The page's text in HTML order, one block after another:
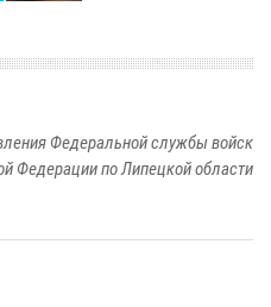
Федеральной службы войск
Федерации по Липецкой области